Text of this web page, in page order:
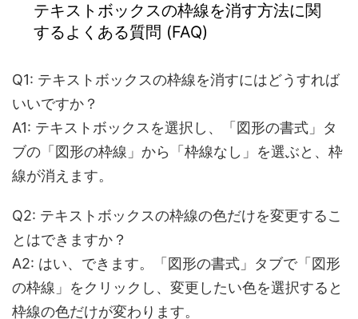
テキストボックスの枠線を消す方法に関
するよくある質問 (FAQ)
Q1: テキストボックスの枠線を消すにはどうすれば
いいですか？
A1: テキストボックスを選択し、「図形の書式」タ
ブの「図形の枠線」から「枠線なし」を選ぶと、枠
線が消えます。
Q2: テキストボックスの枠線の色だけを変更するこ
とはできますか？
A2: はい、できます。「図形の書式」タブで「図形
の枠線」をクリックし、変更したい色を選択すると
枠線の色だけが変わります。